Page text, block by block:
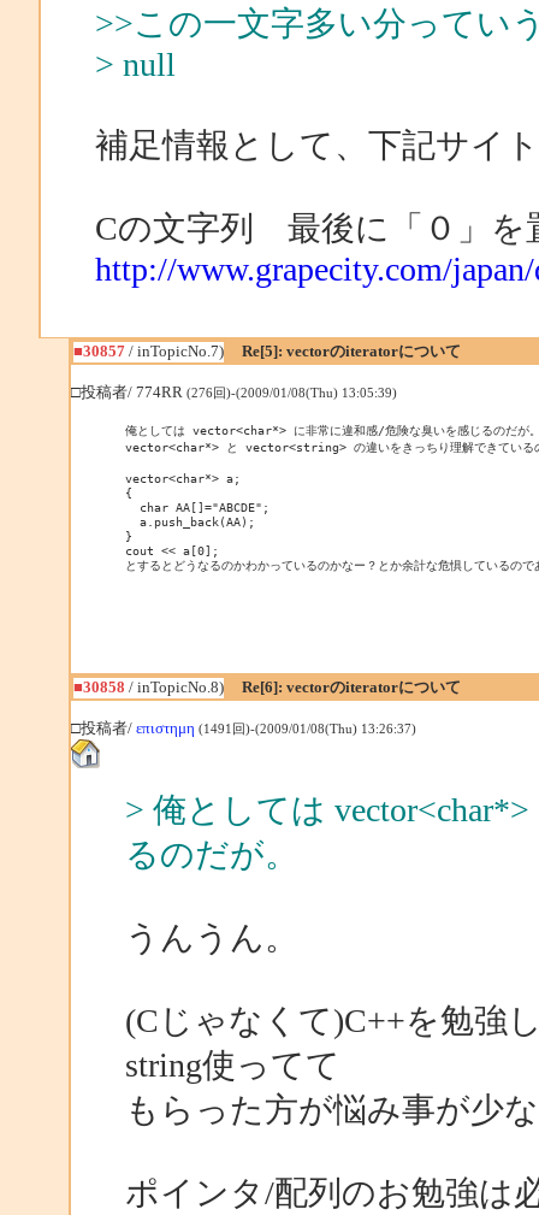
>>この一文字多い分ってい
> null
補足情報として、下記サイ
Cの文字列 最後に「０」を
http://www.grapecity.com/
■30857/ inTopicNo.7) Re[5]: vectorのiteratorについて
□投稿者/ 774RR (276回)-(2009/01/08(Thu) 13:05:39)
俺としては vector<char*> に非常に違和感/危険な臭いを感じるのだが
vector<char*> と vector<string> の違いをきっちり理解できている
vector<char*> a;
{
  char AA[]="ABCDE";
  a.push_back(AA);
}
cout << a[0];
とするとどうなるのかわかっているのかなー？とか余計な危惧しているので
■30858 / inTopicNo.8) Re[6]: vectorのiteratorについて
□投稿者/ επιστημη (1491回)-(2009/01/08(Thu) 13:26:37)
> 俺としては
るのだが。
うんうん。
(Cじゃなくて)C++を勉強
string使ってて
もらった方が悩み事が少
ポインタ/配列のお勉強は